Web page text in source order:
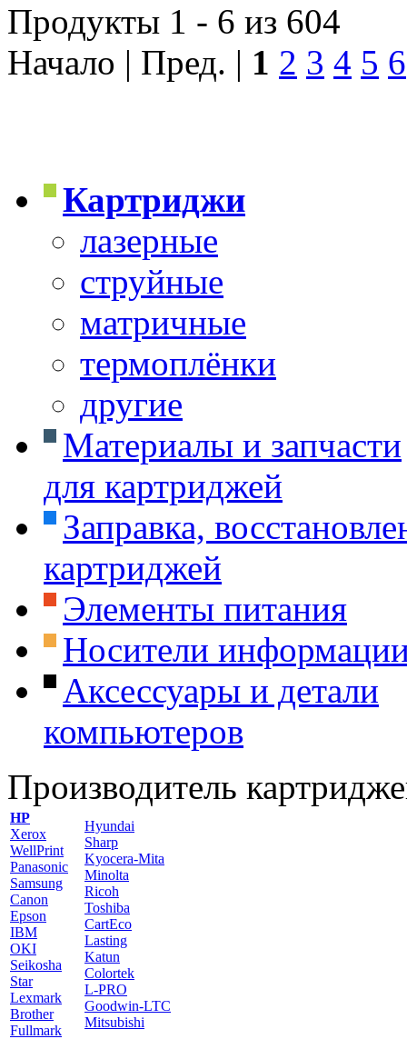
Продукты 1 - 6 из 604
Начало | Пред. | 1 2 3 4 5 6
Картриджи
лазерные
струйные
матричные
термоплёнки
другие
Материалы и запчасти
для картриджей
Заправка,
картриджей
Элементы питания
Носители
Аксессуары и детали
компьютеров
Производитель
HP
Xerox
WellPrint
Panasonic
Samsung
Canon
Epson
IBM
OKI
Seikosha
Star
Lexmark
Brother
Fullmark
Hyundai
Sharp
Kyocera-Mita
Minolta
Ricoh
Toshiba
CartEco
Lasting
Katun
Colortek
L-PRO
Goodwin-LTC
Mitsubishi